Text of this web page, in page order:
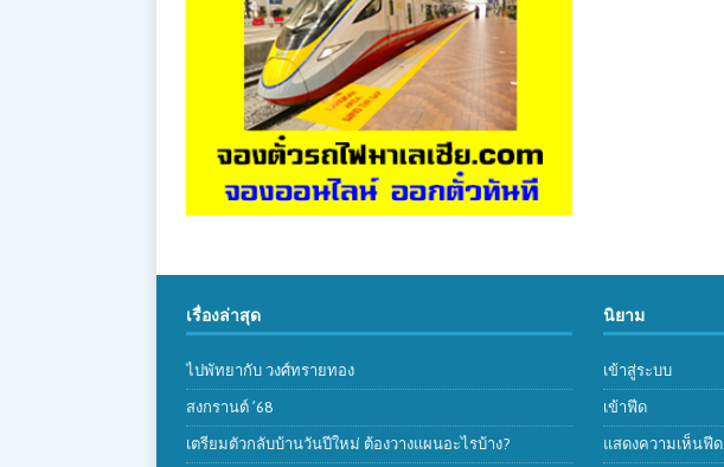
เรื่องล่าสุด
ไปพัทยากับ วงศ์ทรายทอง
สงกรานต์ ’68
เตรียมตัวกลับบ้านวันปีใหม่ ต้องวางแผนอะไรบ้าง?
นิยาม
เข้าสู่ระบบ
เข้าฟีด
แสดงความเห็นฟีด